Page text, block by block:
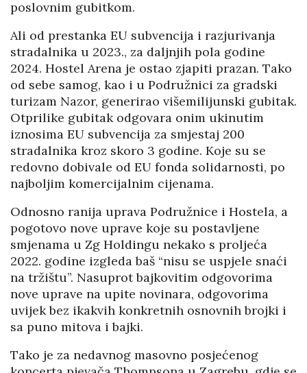
poslovnim gubitkom.
Ali od prestanka EU subvencija i razjurivanja
stradalnika u 2023., za daljnjih pola godine
2024. Hostel Arena je ostao zjapiti prazan. Tako
od sebe samog, kao i u Podružnici za gradski
turizam Nazor, generirao višemilijunski gubitak.
Otprilike gubitak odgovara onim ukinutim
iznosima EU subvencija za smjestaj 200
stradalnika kroz skoro 3 godine. Koje su se
redovno dobivale od EU fonda solidarnosti, po
najboljim komercijalnim cijenama.
Odnosno ranija uprava Podružnice i Hostela, a
pogotovo nove uprave koje su postavljene
smjenama u Zg Holdingu nekako s proljeća
2022. godine izgleda baš “nisu se uspjele snaći
na tržištu”. Nasuprot bajkovitim odgovorima
nove uprave na upite novinara, odgovorima
uvijek bez ikakvih konkretnih osnovnih brojki i
sa puno mitova i bajki.
Tako je za nedavnog masovno posjećenog